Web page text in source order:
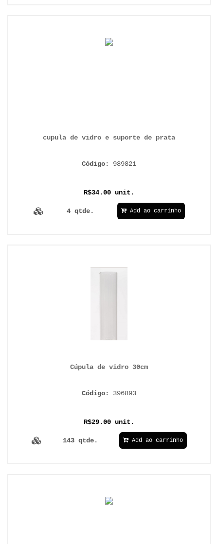
cupula de vidro e suporte de prata
Código: 989821
R$34.00 unit.
4 qtde. Add ao carrinho
Cúpula de vidro 30cm
Código: 396893
R$29.00 unit.
143 qtde. Add ao carrinho